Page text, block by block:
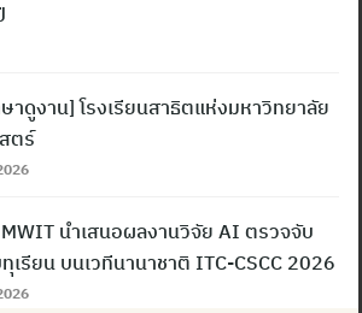
ดูงาน] โรงเรียนสาธิตแห่งมหาวิทยาลัย
ตร์
นำเสนอผลงานวิจัย AI ตรวจจับ
เรียน บนเวทีนานาชาติ ITC-CSCC 2026